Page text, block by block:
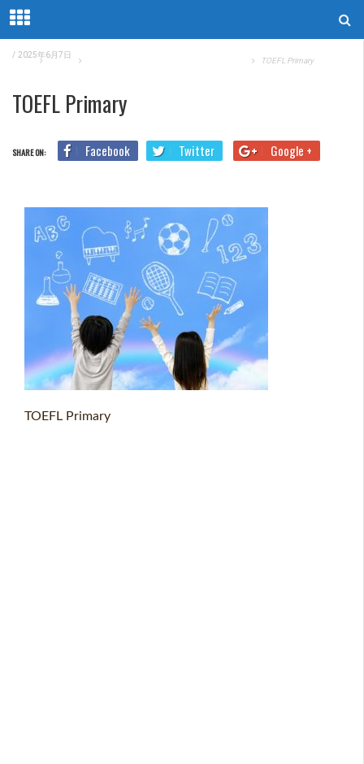
Home TOEFL TOEFL Primary
/ 2025年6月7日
TOEFL Primary
SHARE ON: Facebook Twitter Google +
TOEFL Primary